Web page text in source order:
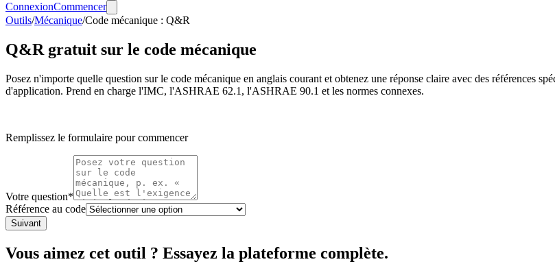
ConnexionCommencer
Outils/Mécanique/Code mécanique : Q&R
Q&R gratuit sur le code mécanique
Posez n'importe quelle question sur le code mécanique en anglais courant et obtenez une réponse claire avec des références
d'application. Prend en charge l'IMC, l'ASHRAE 62.1, l'ASHRAE 90.1 et les normes connexes.
Remplissez le formulaire pour commencer
Votre question*
Référence au code
Suivant
Vous aimez cet outil ? Essayez la plateforme complète.